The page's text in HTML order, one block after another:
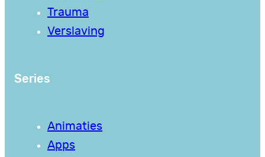
Trauma
Verslaving
Series
Animaties
Apps